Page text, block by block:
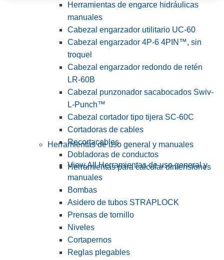
Herramientas de engarce hidráulicas
manuales
Cabezal engarzador utilitario UC-60
Cabezal engarzador 4P-6 4PIN™, sin
troquel
Cabezal engarzador redondo de retén
LR-60B
Cabezal punzonador sacabocados Swiv-
L-Punch™
Cabezal cortador tipo tijera SC-60C
Cortadoras de cables
Recortacables
Dobladoras de conductos
Herramientas para calcular dimensiones
Herramientas de uso general y manuales
View All Herramientas de uso general y
manuales
Bombas
Asidero de tubos STRAPLOCK
Prensas de tornillo
Niveles
Cortapernos
Reglas plegables